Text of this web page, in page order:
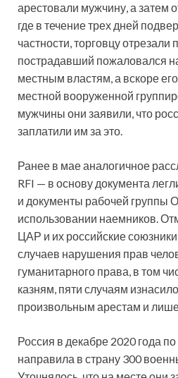
арестовали мужчину, а затем
где в течение трех дней
частности, торговцу отрезали
пострадавший пожаловался
местным властям, а вскоре
местной вооруженной
мужчины они заявили, что
заплатили им за это.
Ранее в мае аналогичное
RFI — в основу документа
и документы рабочей группы
использовании наемников.
ЦАР и их российские
случаев нарушения прав
гуманитарного права, в том
казням, пяти случаям
произвольным арестам и
Россия в декабре 2020 года
направила в страну 300